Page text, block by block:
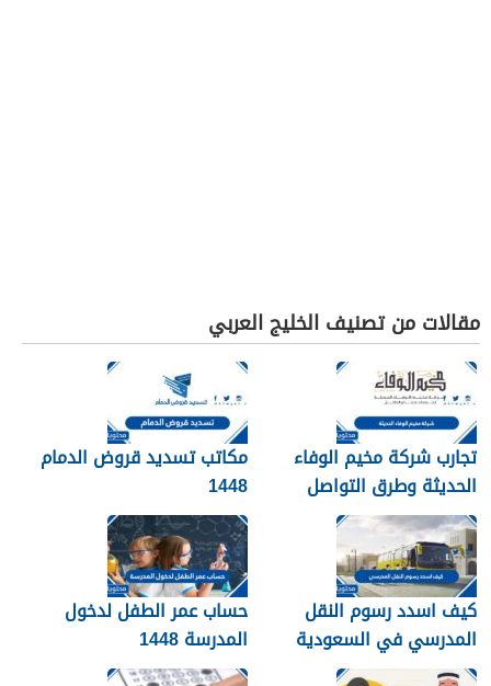
مقالات من تصنيف الخليج العربي
تجارب شركة مخيم الوفاء
الحديثة وطرق التواصل
معهم 1448
مكاتب تسديد قروض الدمام
1448
كيف اسدد رسوم النقل
المدرسي في السعودية
1448
حساب عمر الطفل لدخول
المدرسة 1448